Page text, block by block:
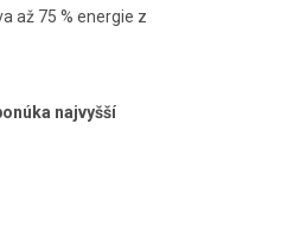
až 75 % energie z
najvyšší